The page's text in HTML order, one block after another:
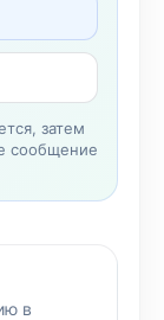
затем
сообщение
в